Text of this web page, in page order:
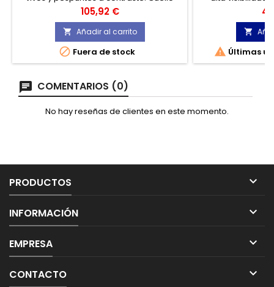
alto revestido de polar y capucha
desmontable con cordón elástico y
pieza ajustable.
Precio
105,92 €
 Añadir al carrito
 Fuera de stock

 Últimas
COMENTARIOS (0)
No hay reseñas de clientes en este momento.
PRODUCTOS 
INFORMACIÓN 
EMPRESA 
CONTACTO 